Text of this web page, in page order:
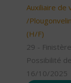
Auxiliaire de
/
(H/F)
29 - Finistère
Possibilité
16/10/2025